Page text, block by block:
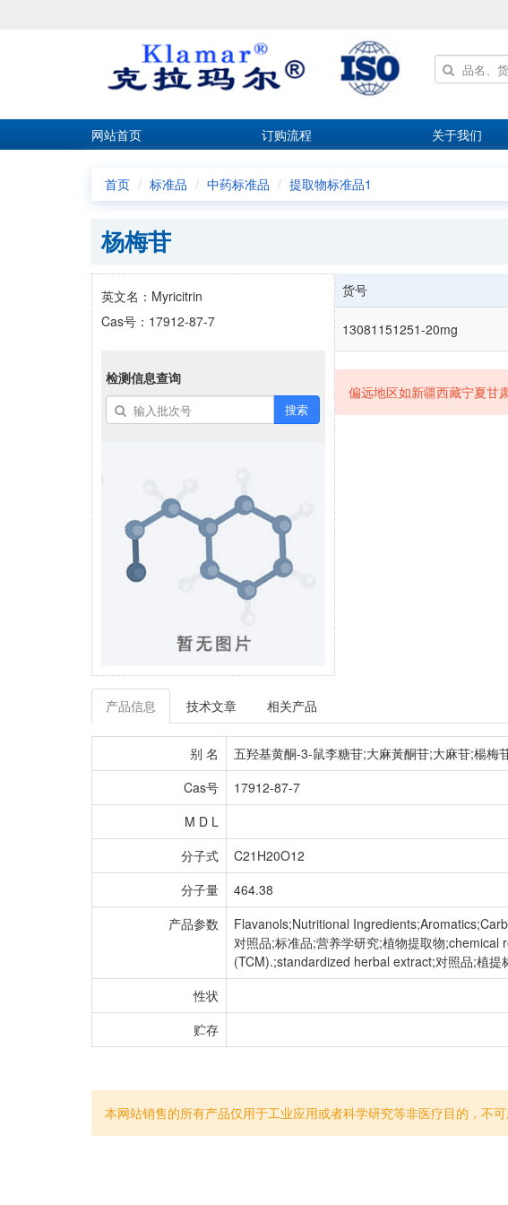
网站首页 订购流程 关于我们
首页 标准品 中药标准品 提取物标准品1
杨梅苷
英文名：Myricitrin
Cas号：17912-87-7
检测信息查询
搜索
货号
13081151251-20mg
偏远地区如新疆西藏宁夏甘
产品信息 技术文章 相关产品
别 名
五羟基黄酮-3-鼠李糖苷;大麻黃酮苷;大麻苷;楊
Cas号
17912-87-7
M D L
分子式
C21H20O12
分子量
464.38
产品参数
Flavanols;Nutritional
对照品;标准品;营养学研究;植物提取物
(TCM).;standardized herbal extract;对照品;植提
性状
贮存
本网站销售的所有产品仅用于工业应用或者科学研究等非医疗目的，不